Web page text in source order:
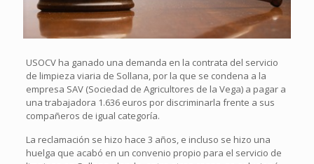
USOCV ha ganado una demanda en la contrata del servicio
de limpieza viaria de Sollana, por la que se condena a la
empresa SAV (Sociedad de Agricultores de la Vega) a pagar a
una trabajadora 1.636 euros por discriminarla frente a sus
compañeros de igual categoría.
La reclamación se hizo hace 3 años, e incluso se hizo una
huelga que acabó en un convenio propio para el servicio de